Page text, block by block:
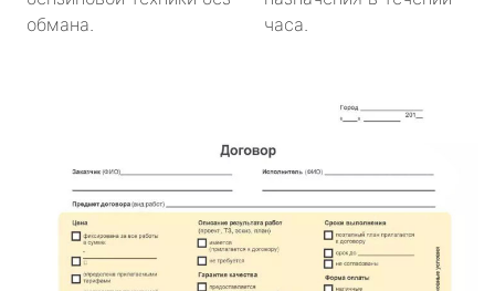
обмана.
часа.